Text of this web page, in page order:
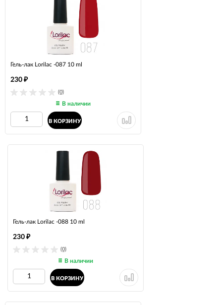
Гель-лак Lorilac -087 10 ml
(0)
230 ₽
В наличии
В КОРЗИНУ
Гель-лак Lorilac -088 10 ml
(0)
230 ₽
В наличии
В КОРЗИНУ